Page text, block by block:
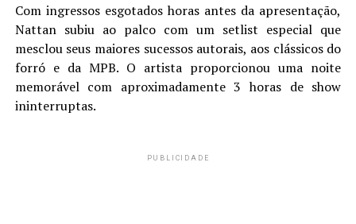
Com ingressos esgotados horas antes da apresentação,
Nattan subiu ao palco com um setlist especial que
mesclou seus maiores sucessos autorais, aos clássicos do
forró e da MPB. O artista proporcionou uma noite
memorável com aproximadamente 3 horas de show
ininterruptas.
PUBLICIDADE